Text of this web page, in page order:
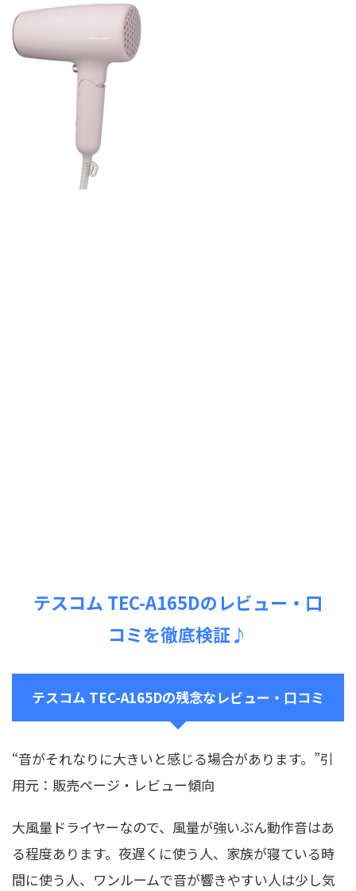
テスコム TEC-A165Dのレビュー・口
コミを徹底検証♪
テスコム TEC-A165Dの残念なレビュー・口コミ
“音がそれなりに大きいと感じる場合があります。”引
用元：販売ページ・レビュー傾向
大風量ドライヤーなので、風量が強いぶん動作音はあ
る程度あります。夜遅くに使う人、家族が寝ている時
間に使う人、ワンルームで音が響きやすい人は少し気